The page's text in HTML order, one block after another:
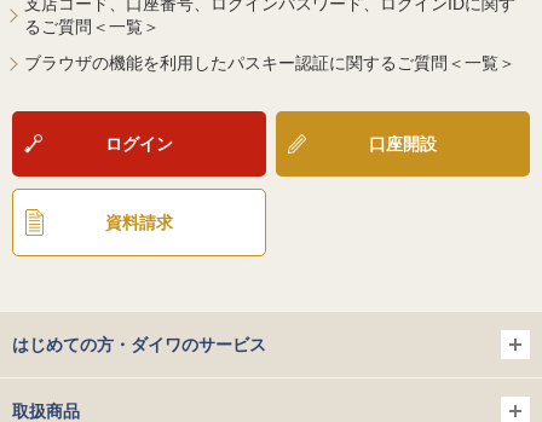
るご質問＜一覧＞
ブラウザの機能を利用したパスキー認証に関するご質問＜一覧＞
ログイン 口座開設
資料請求
はじめての方・ダイワのサービス
取扱商品